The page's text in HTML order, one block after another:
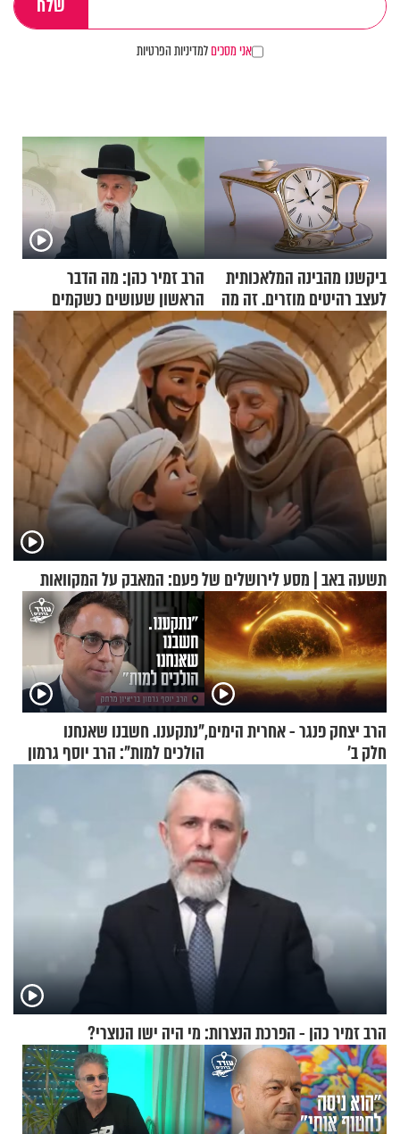
אני מסכיםלמדיניות הפרטיות
ביקשנו מהבינה המלאכותית
לעצב רהיטים מוזרים. זה מה
שיצא
הרב זמיר כהן: מה הדבר
הראשון שעושים כשקמים
בבוקר?
תשעה באב | מסע לירושלים של פעם: המאבק על המקוואות
הרב יצחק פנגר - אחרית הימים,
חלק ב’
"נתקענו. חשבנו שאנחנו
הולכים למות": הרב יוסף גרמון
בריאיון מרתק
הרב זמיר כהן - הפרכת הנצרות: מי היה ישו הנוצרי?